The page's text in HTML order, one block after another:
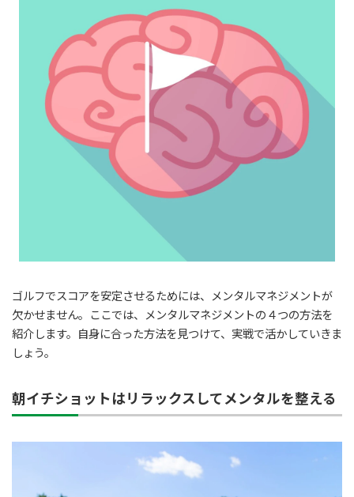
ゴルフでスコアを安定させるためには、メンタルマネジメントが
欠かせません。ここでは、メンタルマネジメントの４つの方法を
紹介します。自身に合った方法を見つけて、実戦で活かしていきま
しょう。
朝イチショットはリラックスしてメンタルを整える